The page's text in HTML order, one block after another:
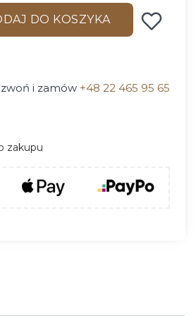
DO KOSZYKA
i zamów +48 22 465 95 65
zakupu